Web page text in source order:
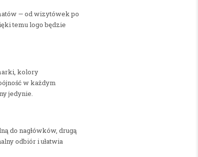
— od wizytówek po
temu logo będzie
kolory
w każdym
jedynie.
do nagłówków, drugą
odbiór i ułatwia